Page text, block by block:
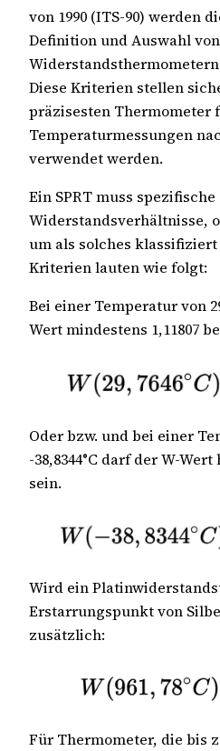
von 1990 (ITS-90) werden
Definition und Auswahl
Widerstandsthermometern
Diese Kriterien stellen
präzisesten Thermometer
Temperaturmessungen
verwendet werden.
Ein SPRT muss spezifische
Widerstandsverhältnisse,
um als solches klassifiziert
Kriterien lauten wie folgt:
Bei einer Temperatur von
Wert mindestens 1,11807
Oder bzw. und bei einer
-38,8344°C darf der W-Wert
sein.
Wird ein
Erstarrungspunkt von
zusätzlich:
Für Thermometer, die bis